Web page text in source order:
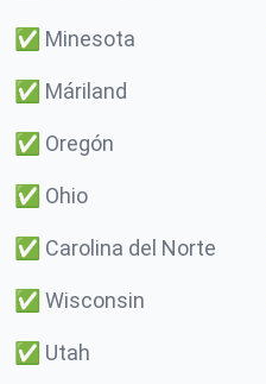
✅ Minesota
✅ Máriland
✅ Oregón
✅ Ohio
✅ Carolina del Norte
✅ Wisconsin
✅ Utah